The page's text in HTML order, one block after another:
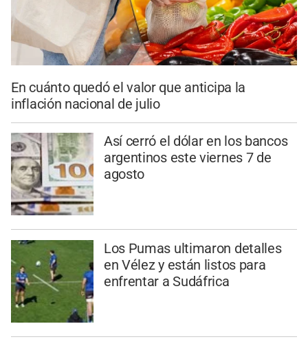
En cuánto quedó el valor que anticipa la
inflación nacional de julio
Así cerró el dólar en los bancos
argentinos este viernes 7 de
agosto
Los Pumas ultimaron detalles
en Vélez y están listos para
enfrentar a Sudáfrica